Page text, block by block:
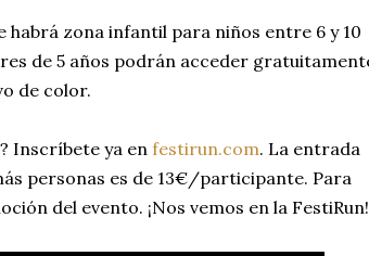
habrá zona infantil para niños entre 6 y 10
de 5 años podrán acceder
de color.
Inscríbete ya en festirun.com. La entrada
personas es de 13€/participante. Para
del evento. ¡Nos vemos en la FestiRun!